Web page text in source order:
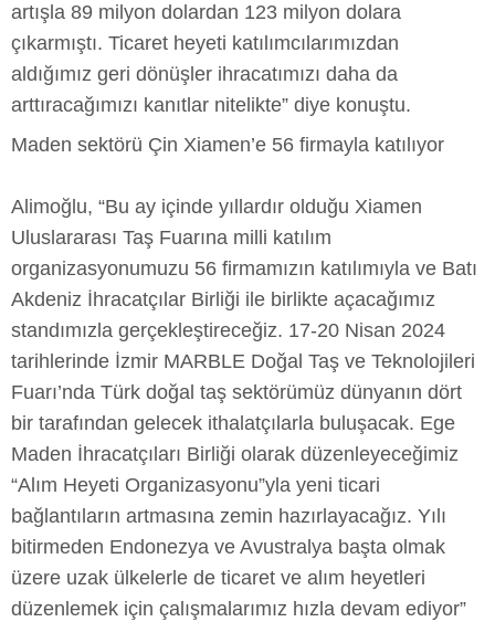
artışla 89 milyon dolardan 123 milyon dolara
çıkarmıştı. Ticaret heyeti katılımcılarımızdan
aldığımız geri dönüşler ihracatımızı daha da
arttıracağımızı kanıtlar nitelikte” diye konuştu.
Maden sektörü Çin Xiamen’e 56 firmayla katılıyor
Alimoğlu, “Bu ay içinde yıllardır olduğu Xiamen
Uluslararası Taş Fuarına milli katılım
organizasyonumuzu 56 firmamızın katılımıyla ve Batı
Akdeniz İhracatçılar Birliği ile birlikte açacağımız
standımızla gerçekleştireceğiz. 17-20 Nisan 2024
tarihlerinde İzmir MARBLE Doğal Taş ve Teknolojileri
Fuarı’nda Türk doğal taş sektörümüz dünyanın dört
bir tarafından gelecek ithalatçılarla buluşacak. Ege
Maden İhracatçıları Birliği olarak düzenleyeceğimiz
“Alım Heyeti Organizasyonu”yla yeni ticari
bağlantıların artmasına zemin hazırlayacağız. Yılı
bitirmeden Endonezya ve Avustralya başta olmak
üzere uzak ülkelerle de ticaret ve alım heyetleri
düzenlemek için çalışmalarımız hızla devam ediyor”